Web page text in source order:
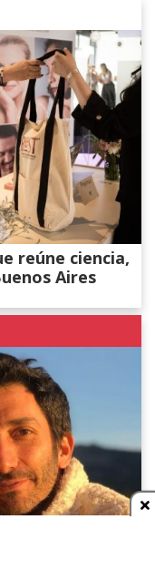
reúne ciencia,
Aires